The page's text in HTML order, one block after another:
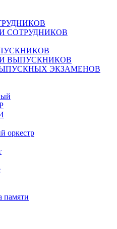
СОТРУДНИКОВ
ВЫПУСКНИКОВ
ЭКЗАМЕНОВ
оркестр
памяти